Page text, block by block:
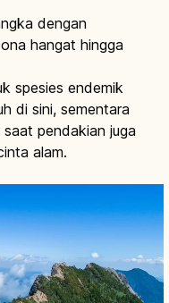
dengan
hangat hingga
spesies endemik
di sini, sementara
pendakian juga
alam.